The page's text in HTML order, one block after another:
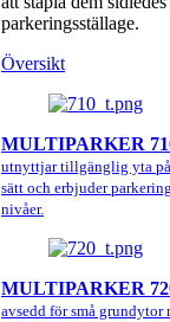
parkeringsställage.
Översikt
MULTIPARKER
utnyttjar tillgänglig yta
sätt och erbjuder
nivåer.
MULTIPARKER
avsedd för små grundytor